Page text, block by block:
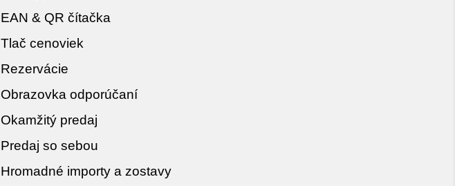
EAN & QR čítačka
Tlač cenoviek
Rezervácie
Obrazovka odporúčaní
Okamžitý predaj
Predaj so sebou
Hromadné importy a zostavy